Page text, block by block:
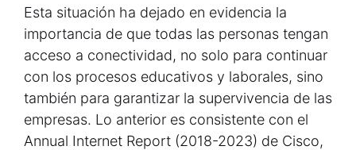
Esta situación ha dejado en evidencia la
importancia de que todas las personas tengan
acceso a conectividad, no solo para continuar
con los procesos educativos y laborales, sino
también para garantizar la supervivencia de las
empresas. Lo anterior es consistente con el
Annual Internet Report (2018-2023) de Cisco,